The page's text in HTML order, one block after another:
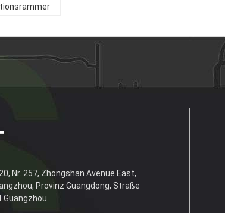
Nr. 257, Zhongshan Avenue East,
Provinz Guangdong, Straße